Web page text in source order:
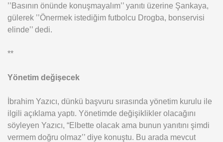
’’Basının önünde konuşmayalım’’ yanıtı üzerine Şankaya,
gülerek ’’Önermek istediğim futbolcu Drogba, bonservisi
elinde’’ dedi.
**
Yönetim değişecek
İbrahim Yazıcı, dünkü başvuru sırasında yönetim kurulu ile
ilgili açıklama yaptı. Yönetimde değişiklikler olacağını
söyleyen Yazıcı, “Elbette olacak ama bunun yanıtını şimdi
vermem doğru olmaz’’ diye konuştu. Bu arada mevcut